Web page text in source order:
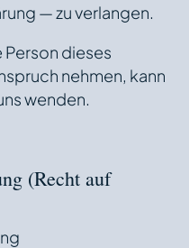
— zu verlangen.
dieses
nehmen, kann
wenden.
(Recht auf